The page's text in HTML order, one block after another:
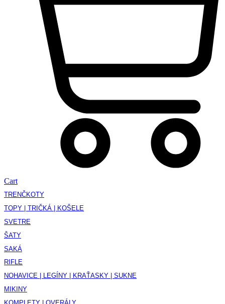
Cart
TRENČKOTY
TOPY | TRIČKÁ | KOŠELE
SVETRE
ŠATY
SAKÁ
RIFLE
NOHAVICE | LEGÍNY | KRAŤASKY | SUKNE
MIKINY